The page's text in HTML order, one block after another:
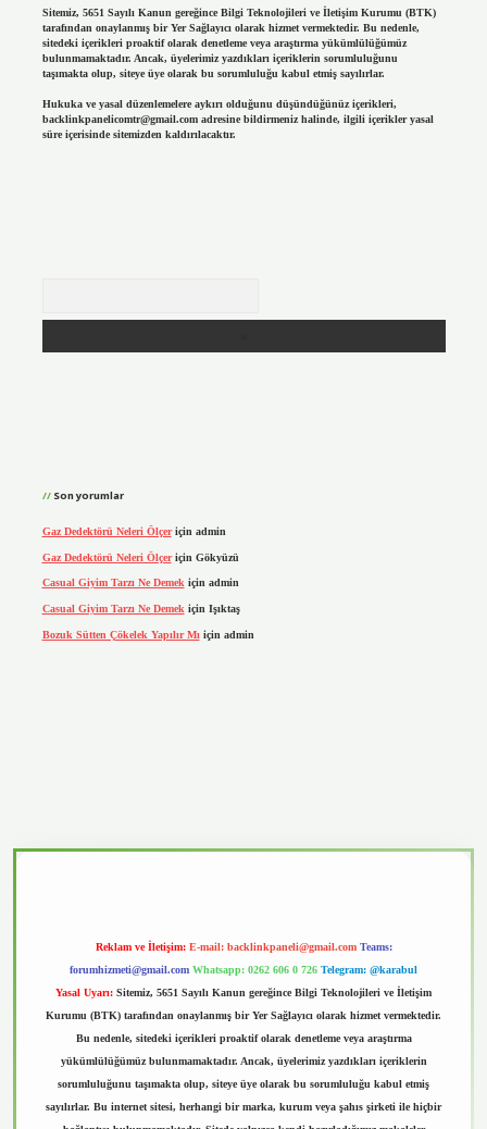
Sitemiz, 5651 Sayılı Kanun gereğince Bilgi Teknolojileri ve İletişim Kurumu (BTK)
tarafından onaylanmış bir Yer Sağlayıcı olarak hizmet vermektedir. Bu nedenle,
sitedeki içerikleri proaktif olarak denetleme veya araştırma yükümlülüğümüz
bulunmamaktadır. Ancak, üyelerimiz yazdıkları içeriklerin sorumluluğunu
taşımakta olup, siteye üye olarak bu sorumluluğu kabul etmiş sayılırlar.
Hukuka ve yasal düzenlemelere aykırı olduğunu düşündüğünüz içerikleri,
backlinkpanelicomtr@gmail.comadresine bildirmeniz halinde, ilgili içerikler yasal
süre içerisinde sitemizden kaldırılacaktır.
Son yorumlar
Gaz Dedektörü Neleri Ölçeriçin admin
Gaz Dedektörü Neleri Ölçeriçin Gökyüzü
Casual Giyim Tarzı Ne Demekiçin admin
Casual Giyim Tarzı Ne Demek için Işıktaş
Bozuk Sütten Çökelek Yapılır Mı için admin
Reklam ve İletişim: E-mail: backlinkpaneli@gmail.com Teams:
forumhizmeti@gmail.com Whatsapp: 0262 606 0 726 Telegram: @karabul
Yasal Uyarı: Sitemiz, 5651 Sayılı Kanun gereğince Bilgi Teknolojileri ve İletişim
Kurumu (BTK) tarafından onaylanmış bir Yer Sağlayıcı olarak hizmet vermektedir.
Bu nedenle, sitedeki içerikleri proaktif olarak denetleme veya araştırma
yükümlülüğümüz bulunmamaktadır. Ancak, üyelerimiz yazdıkları içeriklerin
sorumluluğunu taşımakta olup, siteye üye olarak bu sorumluluğu kabul etmiş
sayılırlar. Bu internet sitesi, herhangi bir marka, kurum veya şahıs şirketi ile hiçbir